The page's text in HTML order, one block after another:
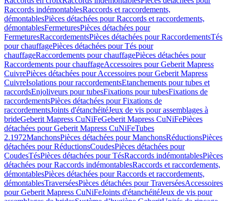
Raccords indémontablesRaccords et raccordements,
démontablesPièces détachées pour Raccords et raccordements,
démontablesFermeturesPièces détachées pour
FermeturesRaccordementsPièces détachées pour RaccordementsTés
pour chauffagePièces détachées pour Tés pour
chauffageRaccordements pour chauffagePièces détachées pour
Raccordements pour chauffageAccessoires pour Geberit Mapress
CuivrePièces détachées pour Accessoires pour Geberit Mapress
CuivreIsolations pour raccordementsEtanchements pour tubes et
raccordsEnjoliveurs pour tubesFixations pour tubesFixations de
raccordementsPièces détachées pour Fixations de
raccordementsJoints d'étanchéitéJeux de vis pour assemblages à
brideGeberit Mapress CuNiFeGeberit Mapress CuNiFePièces
détachées pour Geberit Mapress CuNiFeTubes
2.1972ManchonsPièces détachées pour ManchonsRéductionsPièces
détachées pour RéductionsCoudesPièces détachées pour
CoudesTésPièces détachées pour TésRaccords indémontablesPièces
détachées pour Raccords indémontablesRaccords et raccordements,
démontablesPièces détachées pour Raccords et raccordements,
démontablesTraverséesPièces détachées pour TraverséesAccessoires
pour Geberit Mapress CuNiFeJoints d'étanchéitéJeux de vis pour